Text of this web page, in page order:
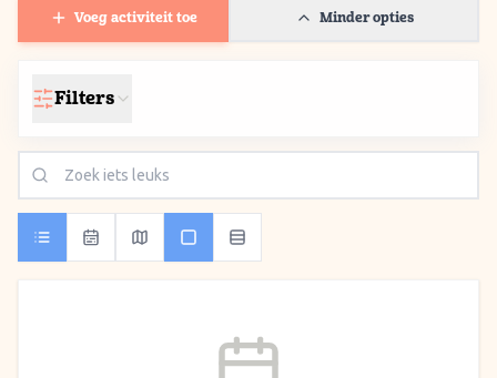
Voeg activiteit toe Minder opties
Filters